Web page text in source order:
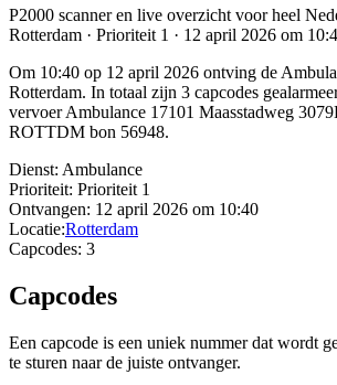
P2000 scanner en live overzicht voor heel
Rotterdam · Prioriteit 1 · 12 april 2026 om
Om 10:40 op 12 april 2026 ontving de
Rotterdam. In totaal zijn 3 capcodes
vervoer Ambulance 17101 Maasstadweg
ROTTDM bon 56948.
Dienst: Ambulance
Prioriteit: Prioriteit 1
Ontvangen: 12 april 2026 om 10:40
Locatie:Rotterdam
Capcodes: 3
Capcodes
Een capcode is een uniek nummer dat wordt
te sturen naar de juiste ontvanger.